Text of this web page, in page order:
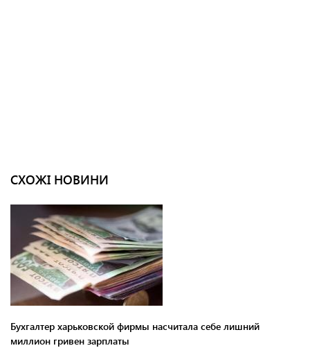
СХОЖІ НОВИНИ
Бухгалтер харьковской фирмы насчитала себе лишний
миллион гривен зарплаты